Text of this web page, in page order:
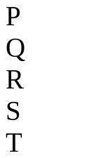
P
Q
R
S
T